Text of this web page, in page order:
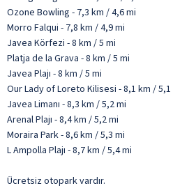
Ozone Bowling - 7,3 km / 4,6 mi
Morro Falqui - 7,8 km / 4,9 mi
Javea Körfezi - 8 km / 5 mi
Platja de la Grava - 8 km / 5 mi
Javea Plajı - 8 km / 5 mi
Our Lady of Loreto Kilisesi - 8,1 km / 5,1
Javea Limanı - 8,3 km / 5,2 mi
Arenal Plajı - 8,4 km / 5,2 mi
Moraira Park - 8,6 km / 5,3 mi
L Ampolla Plajı - 8,7 km / 5,4 mi
Ücretsiz otopark vardır.